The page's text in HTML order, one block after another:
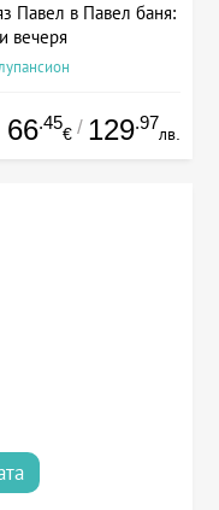
Павел в Павел баня:
вечеря
66.45
€ / 129.97
лв.